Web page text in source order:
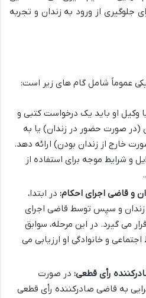
جلوگیری از ورود به زندان و تجربه
عموماً شامل گام های زیر است:
وکیل او باید یک درخواست کتبی و
(در صورت حضور در زندان) یا به
خارج از زندان بودن) ارائه دهد.
و شرایط موجه برای استفاده از
و قاضی اجرای احکام: در ابتدا،
و سپس توسط قاضی اجرای
می گیرد. در این مرحله، سوابق
و خانوادگی او ارزیابی می
رأی قطعی: در صورت
به قاضی صادرکننده رأی قطعی